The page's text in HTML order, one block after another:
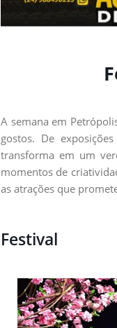
A semana em
gostos. De
transforma em um
momentos de
as atrações que
Festival